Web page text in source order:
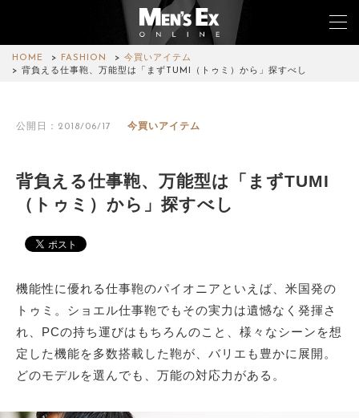
HOME FASHION
今買いアイテム
背負える仕事鞄、万能型は「まずTUMI（トゥミ）から」探すべし
公開日：2018/06/17 今買いアイテム
背負える仕事鞄、万能型は「まずTUMI
（トゥミ）から」探すべし
機能性に優れる仕事鞄のパイオニアといえば、米国発の
トゥミ。ショエル仕事鞄でもその実力は遺憾なく発揮さ
れ、PCの持ち運びはもちろんのこと、様々なシーンを想
定した機能を多数搭載した鞄が、バリエも豊かに展開。
どのモデルを選んでも、万能の対応力がある。
WATCH
CAR&BIKE
LIFESTYLE
COLUMN
MAGAZINE
ABOUT SITE